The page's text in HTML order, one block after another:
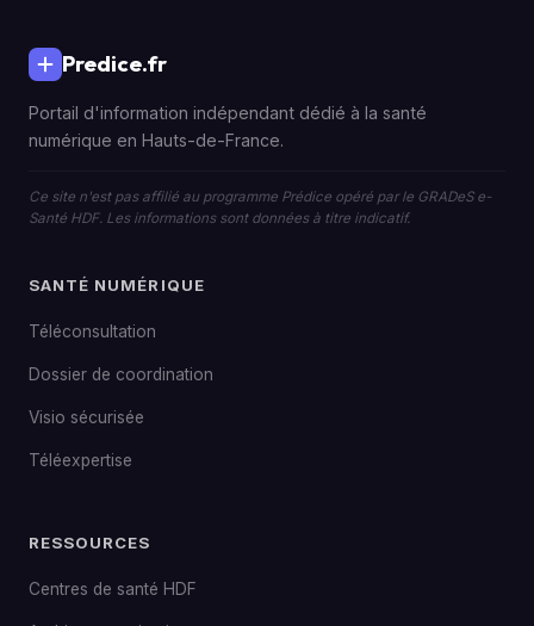
Predice.fr
Portail d'information indépendant dédié à la santé
numérique en Hauts-de-France.
Ce site n'est pas affilié au programme Prédice opéré par le GRADeS e-
Santé HDF. Les informations sont données à titre indicatif.
SANTÉ NUMÉRIQUE
Téléconsultation
Dossier de coordination
Visio sécurisée
Téléexpertise
RESSOURCES
Centres de santé HDF